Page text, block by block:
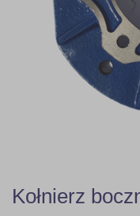
Kołnierz